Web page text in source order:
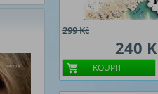
299 Kč
240
KOUPIT